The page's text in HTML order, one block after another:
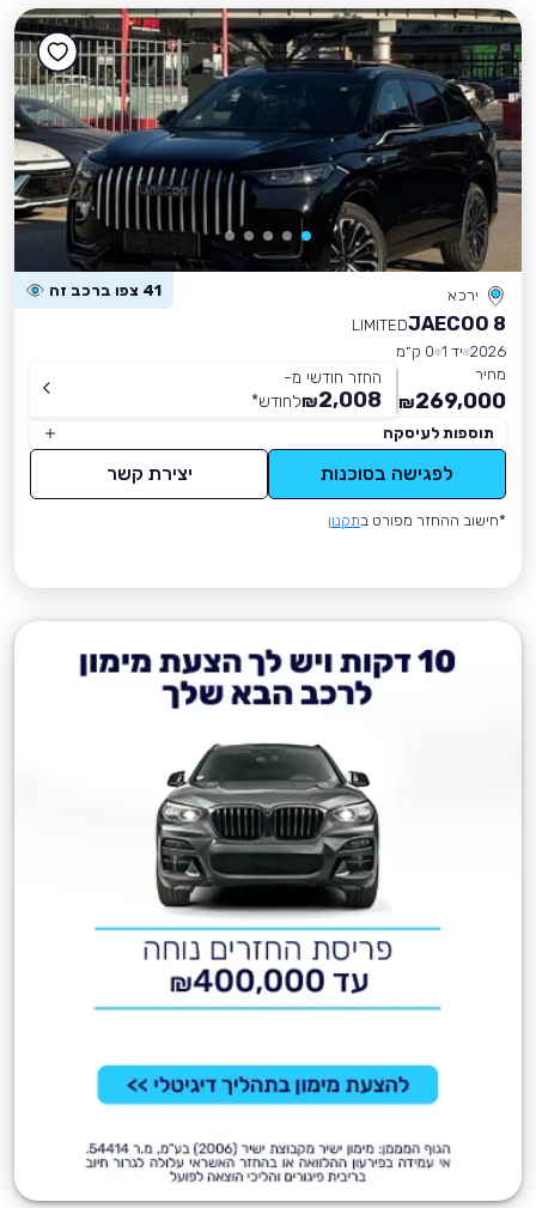
ירכא 41 צפו ברכב זה
JAECOO 8
LIMITED
2026 יד 1
0 ק״מ
מחיר
269,000
₪
החזר חודשי מ-
2,008
₪לחודש*
תוספות לעיסקה
לפגישה בסוכנות יצירת קשר
*חישוב ההחזר מפורט בתקנון